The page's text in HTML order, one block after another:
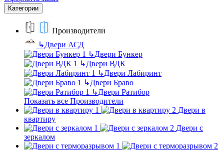
Категории
Производители
↳Двери АСД
↳Двери Бункер
↳Двери ВДК
↳Двери Лабиринт
↳Двери Браво
↳Двери Ратибор
Показать все Производители
Двери в
квартиру
Двери с
зеркалом